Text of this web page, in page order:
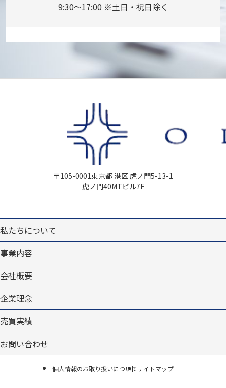
9:30～17:00 ※土日・祝日除く
〒105-0001東京都 港区 虎ノ門5-13-1
虎ノ門40MTビル7F
私たちについて
事業内容
会社概要
企業理念
売買実績
お問い合わせ
個人情報のお取り扱いについてサイトマップ